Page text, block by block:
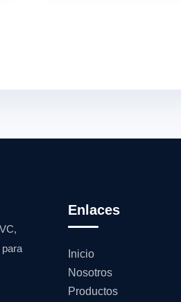
Enlaces
Inicio
Nosotros
Productos